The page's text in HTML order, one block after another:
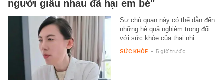
người giấu nhau đã hại em bé"
Sự chủ quan này có thể dẫn đến
những hệ quả nghiêm trọng đối
với sức khỏe của thai nhi.
SỨC KHỎE - 5 giờ trước